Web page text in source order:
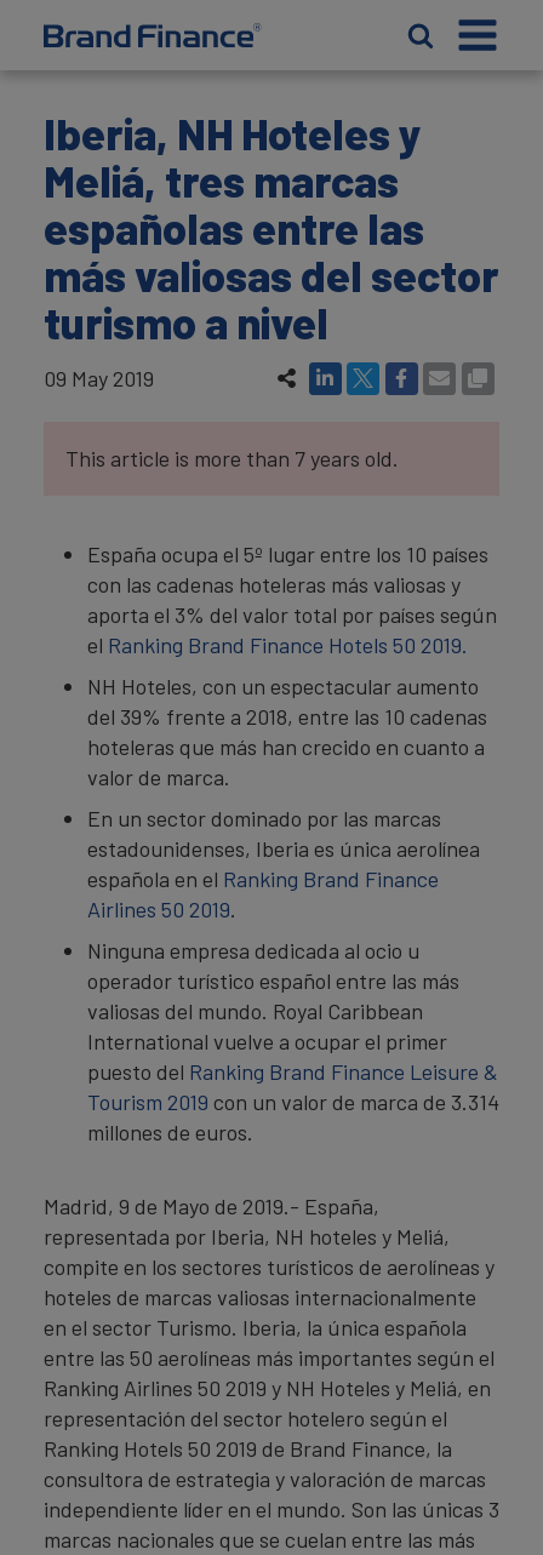
Iberia, NH Hoteles y
Meliá, tres marcas
españolas entre las
más valiosas del sector
turismo a nivel
09 May 2019
This article is more than 7 years old.
España ocupa el 5º lugar entre los 10 países
con las cadenas hoteleras más valiosas y
aporta el 3% del valor total por países según
el Ranking Brand Finance Hotels 50 2019.
NH Hoteles, con un espectacular aumento
del 39% frente a 2018, entre las 10 cadenas
hoteleras que más han crecido en cuanto a
valor de marca.
En un sector dominado por las marcas
estadounidenses, Iberia es única aerolínea
española en el Ranking Brand Finance
Airlines 50 2019.
Ninguna empresa dedicada al ocio u
operador turístico español entre las más
valiosas del mundo. Royal Caribbean
International vuelve a ocupar el primer
puesto del Ranking Brand Finance Leisure &
Tourism 2019 con un valor de marca de 3.314
millones de euros.
Madrid, 9 de Mayo de 2019.- España,
representada por Iberia, NH hoteles y Meliá,
compite en los sectores turísticos de aerolíneas y
hoteles de marcas valiosas internacionalmente
en el sector Turismo. Iberia, la única española
entre las 50 aerolíneas más importantes según el
Ranking Airlines 50 2019 y NH Hoteles y Meliá, en
representación del sector hotelero según el
Ranking Hotels 50 2019 de Brand Finance, la
consultora de estrategia y valoración de marcas
independiente líder en el mundo. Son las únicas 3
marcas nacionales que se cuelan entre las más